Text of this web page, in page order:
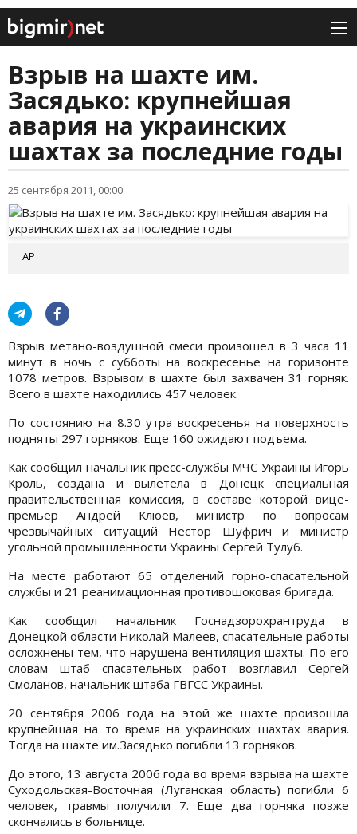
Взрыв на шахте им.
Засядько: крупнейшая
авария на украинских
шахтах за последние годы
25 сентября 2011, 00:00
АР
Взрыв метано-воздушной смеси произошел в 3 часа 11
минут в ночь с субботы на воскресенье на горизонте
1078 метров. Взрывом в шахте был захвачен 31 горняк.
Всего в шахте находились 457 человек.
По состоянию на 8.30 утра воскресенья на поверхность
подняты 297 горняков. Еще 160 ожидают подъема.
Как сообщил начальник пресс-службы МЧС Украины Игорь
Кроль, создана и вылетела в Донецк специальная
правительственная комиссия, в составе которой вице-
премьер Андрей Клюев, министр по вопросам
чрезвычайных ситуаций Нестор Шуфрич и министр
угольной промышленности Украины Сергей Тулуб.
На месте работают 65 отделений горно-спасательной
службы и 21 реанимационная противошоковая бригада.
Как сообщил начальник Госнадзорохрантруда в
Донецкой области Николай Малеев, спасательные работы
осложнены тем, что нарушена вентиляция шахты. По его
словам штаб спасательных работ возглавил Сергей
Смоланов, начальник штаба ГВГСС Украины.
20 сентября 2006 года на этой же шахте произошла
крупнейшая на то время на украинских шахтах авария.
Тогда на шахте им.Засядько погибли 13 горняков.
До этого, 13 августа 2006 года во время взрыва на шахте
Суходольская-Восточная (Луганская область) погибли 6
человек, травмы получили 7. Еще два горняка позже
скончались в больнице.